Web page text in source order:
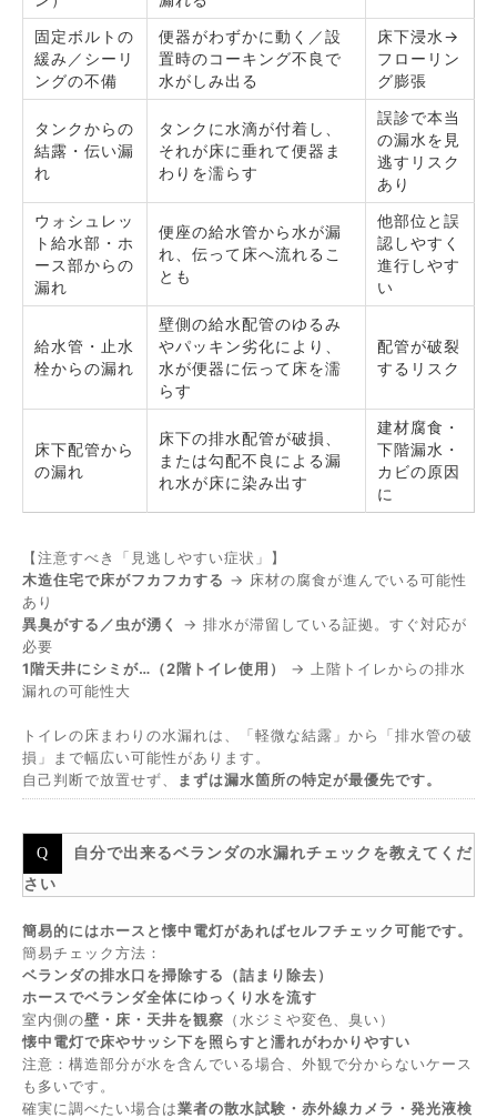
固定ボルトの
緩み／シーリ
ングの不備
便器がわずかに動く／設
置時のコーキング不良で
水がしみ出る
床下浸水→
フローリン
グ膨張
タンクからの
結露・伝い漏
れ
タンクに水滴が付着し、
それが床に垂れて便器ま
わりを濡らす
誤診で本当
の漏水を見
逃すリスク
あり
ウォシュレッ
ト給水部・ホ
ース部からの
漏れ
便座の給水管から水が漏
れ、伝って床へ流れるこ
とも
他部位と誤
認しやすく
進行しやす
い
給水管・止水
栓からの漏れ
壁側の給水配管のゆるみ
やパッキン劣化により、
水が便器に伝って床を濡
らす
配管が破裂
するリスク
床下配管から
の漏れ
床下の排水配管が破損、
または勾配不良による漏
れ水が床に染み出す
建材腐食・
下階漏水・
カビの原因
に
【注意すべき「見逃しやすい症状」】
木造住宅で床がフカフカする → 床材の腐食が進んでいる可能性
あり
異臭がする／虫が湧く
→ 排水が滞留している証拠。すぐ対応が
必要
1階天井にシミが…（2階トイレ使用）
→ 上階トイレからの排水
漏れの可能性大
トイレの床まわりの水漏れは、「軽微な結露」から「排水管の破
損」まで幅広い可能性があります。
自己判断で放置せず、
まずは漏水箇所の特定が最優先です。
自分で出来るベランダの水漏れチェックを教えてくだ
さい
簡易的にはホースと懐中電灯があればセルフチェック可能です。
簡易チェック方法：
ベランダの排水口を掃除する（詰まり除去）
ホースでベランダ全体にゆっくり水を流す
室内側の壁・床・天井を観察 （水ジミや変色、臭い）
懐中電灯で床やサッシ下を照らすと濡れがわかりやすい
注意：構造部分が水を含んでいる場合、外観で分からないケース
も多いです。
確実に調べたい場合は業者の散水試験・赤外線カメラ・発光液検